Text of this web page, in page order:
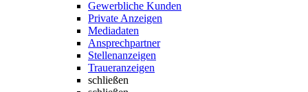
Gewerbliche Kunden
Private Anzeigen
Mediadaten
Ansprechpartner
Stellenanzeigen
Traueranzeigen
schließen